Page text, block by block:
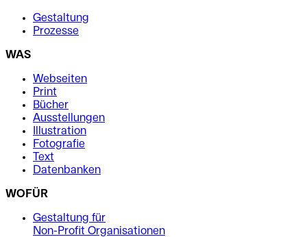
Gestaltung
Prozesse
WAS
Webseiten
Print
Bücher
Ausstellungen
Illustration
Fotografie
Text
Datenbanken
WOFÜR
Gestaltung für
Non-Profit Organisationen